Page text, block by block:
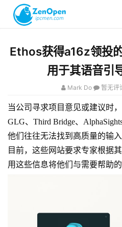
科技
心理
注册
Ethos获得a16z领投
用于其语音引
Mark Do 暂无评
当公司寻求项目意见或建议时
GLG、Third Bridge、
他们往往无法找到高质量的输入
目前，这些网站要求专家根据
用这些信息将他们与需要帮助的